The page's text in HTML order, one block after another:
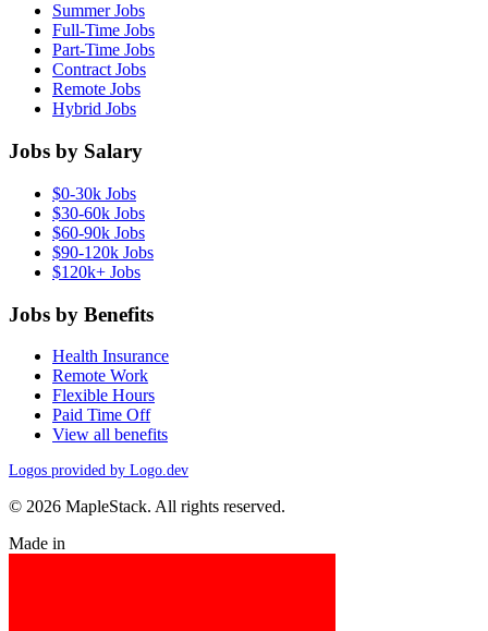
Summer Jobs
Full-Time Jobs
Part-Time Jobs
Contract Jobs
Remote Jobs
Hybrid Jobs
Jobs by Salary
$0-30k Jobs
$30-60k Jobs
$60-90k Jobs
$90-120k Jobs
$120k+ Jobs
Jobs by Benefits
Health Insurance
Remote Work
Flexible Hours
Paid Time Off
View all benefits
Logos provided by Logo.dev
© 2026 MapleStack. All rights reserved.
Made in